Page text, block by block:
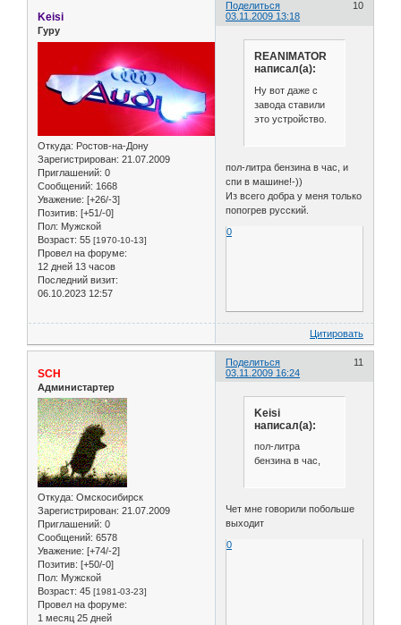
Поделиться
10
03.11.2009 13:18
Keisi
Гуру
Откуда: Ростов-на-Дону
Зарегистрирован: 21.07.2009
Приглашений: 0
Сообщений: 1668
Уважение: [+26/-3]
Позитив: [+51/-0]
Пол: Мужской
Возраст: 55 [1970-10-13]
Провел на форуме:
12 дней 13 часов
Последний визит:
06.10.2023 12:57
REANIMATOR
написал(а):
Ну вот даже с
завода ставили
это устройство.
пол-литра бензина в час, и
спи в машине!-))
Из всего добра у меня только
попогрев русский.
0
Цитировать
Поделиться
11
03.11.2009 16:24
SCH
Администартер
Откуда: Омскосибирск
Зарегистрирован: 21.07.2009
Приглашений: 0
Сообщений: 6578
Уважение: [+74/-2]
Позитив: [+50/-0]
Пол: Мужской
Возраст: 45 [1981-03-23]
Провел на форуме:
1 месяц 25 дней
Keisi
написал(а):
пол-литра
бензина в час,
Чет мне говорили побольше
выходит
0